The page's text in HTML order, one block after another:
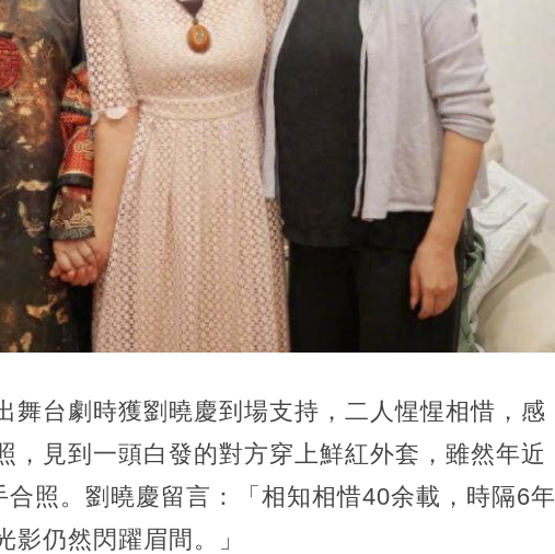
舞台劇時獲劉曉慶到場支持，二人惺惺相惜，感
，見到一頭白發的對方穿上鮮紅外套，雖然年近
照。劉曉慶留言：「相知相惜40余載，時隔6年
仍然閃躍眉間。」